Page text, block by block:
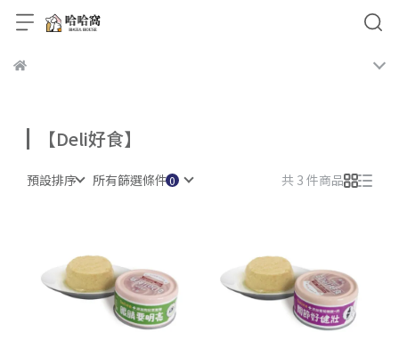
【Deli好食】
預設排序 所有篩選條件 共 3 件商品